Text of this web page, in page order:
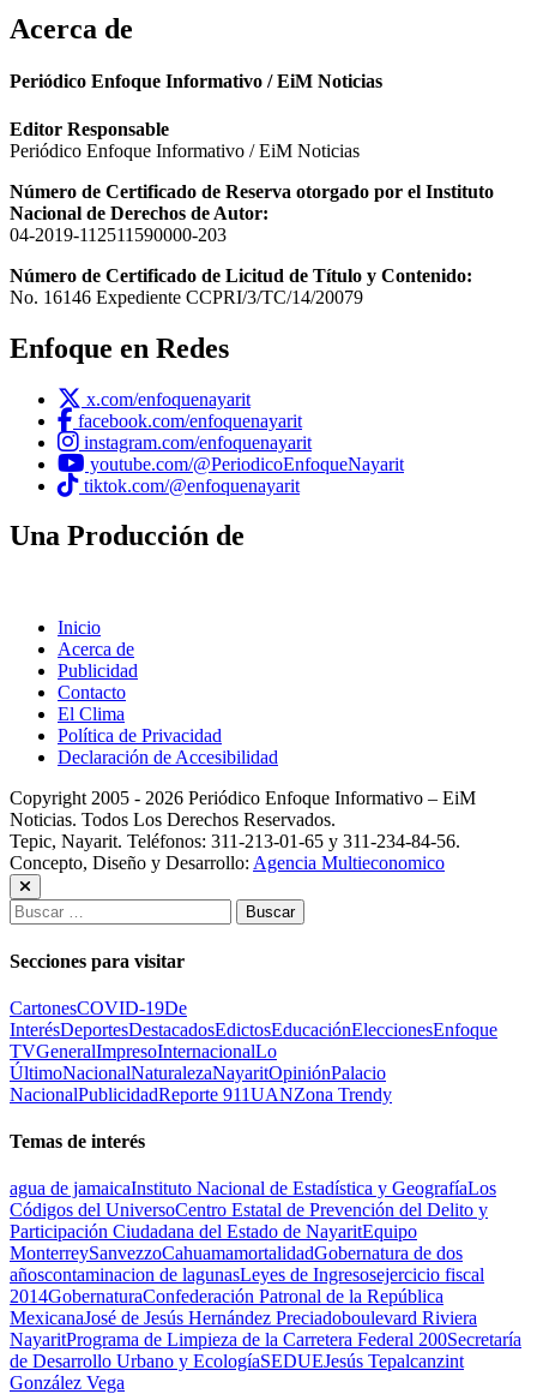
Acerca de
Periódico Enfoque Informativo / EiM Noticias
Editor Responsable
Periódico Enfoque Informativo / EiM Noticias
Número de Certificado de Reserva otorgado por el Instituto
Nacional de Derechos de Autor:
04-2019-112511590000-203
Número de Certificado de Licitud de Título y Contenido:
No. 16146 Expediente CCPRI/3/TC/14/20079
Enfoque en Redes
x.com/enfoquenayarit
facebook.com/enfoquenayarit
instagram.com/enfoquenayarit
youtube.com/@PeriodicoEnfoqueNayarit
tiktok.com/@enfoquenayarit
Una Producción de
Inicio
Acerca de
Publicidad
Contacto
El Clima
Política de Privacidad
Declaración de Accesibilidad
Copyright 2005 - 2026 Periódico Enfoque Informativo – EiM
Noticias. Todos Los Derechos Reservados.
Tepic, Nayarit. Teléfonos: 311-213-01-65 y 311-234-84-56.
Concepto, Diseño y Desarrollo: Agencia Multieconomico
Buscar:
Secciones para visitar
CartonesCOVID-19De
InterésDeportesDestacadosEdictosEducaciónEleccionesEnfoque
TVGeneralImpresoInternacionalLo
ÚltimoNacionalNaturalezaNayaritOpiniónPalacio
NacionalPublicidadReporte 911UANZona Trendy
Temas de interés
agua de jamaicaInstituto Nacional de Estadística y GeografíaLos
Códigos del UniversoCentro Estatal de Prevención del Delito y
Participación Ciudadana del Estado de NayaritEquipo
MonterreySanvezzoCahuamamortalidadGobernatura de dos
añoscontaminacion de lagunasLeyes de Ingresosejercicio fiscal
2014GobernaturaConfederación Patronal de la República
MexicanaJosé de Jesús Hernández Preciadoboulevard Riviera
NayaritPrograma de Limpieza de la Carretera Federal 200Secretaría
de Desarrollo Urbano y EcologíaSEDUEJesús Tepalcanzint
González Vega